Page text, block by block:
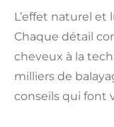
L’effet naturel et
Chaque détail
cheveux à la
milliers de
conseils qui font